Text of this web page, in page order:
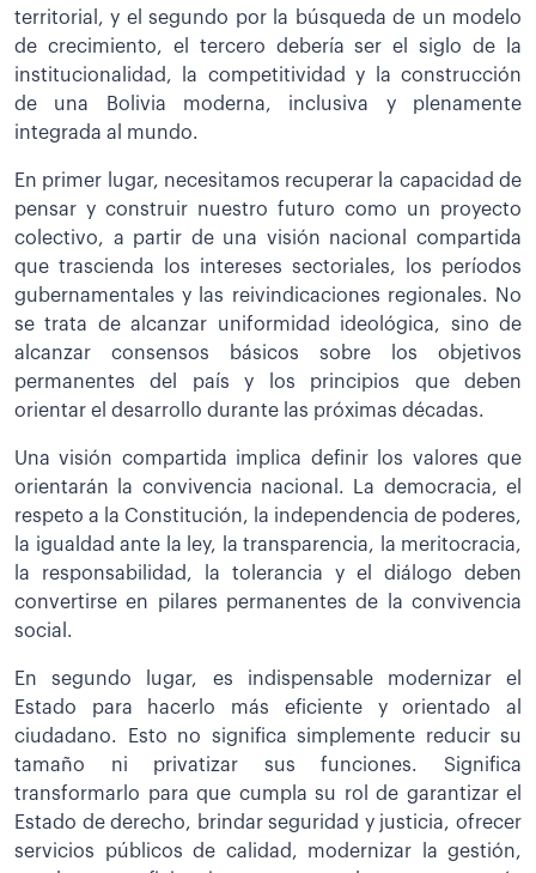
territorial, y el segundo por la búsqueda de un modelo
de crecimiento, el tercero debería ser el siglo de la
institucionalidad, la competitividad y la construcción
de una Bolivia moderna, inclusiva y plenamente
integrada al mundo.
En primer lugar, necesitamos recuperar la capacidad de
pensar y construir nuestro futuro como un proyecto
colectivo, a partir de una visión nacional compartida
que trascienda los intereses sectoriales, los períodos
gubernamentales y las reivindicaciones regionales. No
se trata de alcanzar uniformidad ideológica, sino de
alcanzar consensos básicos sobre los objetivos
permanentes del país y los principios que deben
orientar el desarrollo durante las próximas décadas.
Una visión compartida implica definir los valores que
orientarán la convivencia nacional. La democracia, el
respeto a la Constitución, la independencia de poderes,
la igualdad ante la ley, la transparencia, la meritocracia,
la responsabilidad, la tolerancia y el diálogo deben
convertirse en pilares permanentes de la convivencia
social.
En segundo lugar, es indispensable modernizar el
Estado para hacerlo más eficiente y orientado al
ciudadano. Esto no significa simplemente reducir su
tamaño ni privatizar sus funciones. Significa
transformarlo para que cumpla su rol de garantizar el
Estado de derecho, brindar seguridad y justicia, ofrecer
servicios públicos de calidad, modernizar la gestión,